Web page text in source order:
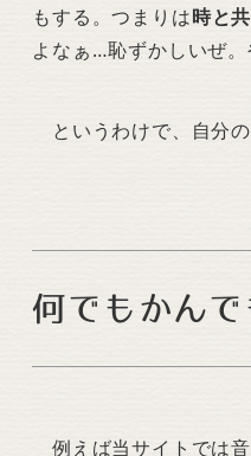
もする。つまりは時と
よなぁ…恥ずかしいぜ。
というわけで、自分
何でもかん
例えば当サイトでは